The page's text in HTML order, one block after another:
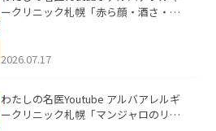
ークリニック札幌「赤ら顔・酒さ・ニ
した。
2026.07.17
わたしの名医Youtube アルバアレルギ
ークリニック札幌「マンジャロのリア